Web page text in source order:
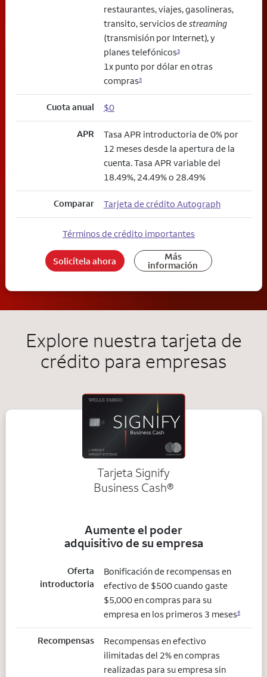
restaurantes, viajes, gasolineras,
transito, servicios destreaming
(transmisión por Internet), y
planes telefónicos3
1x punto por dólar en otras
compras3
Cuota anual $0
APR
Tasa APR introductoria de 0% por
12 meses desde la apertura de la
cuenta. Tasa APR variable del
18.49%, 24.49% o 28.49%
Comparar Tarjeta de crédito Autograph
Términos de crédito importantes
Solicítela ahora Más
información
Explore nuestra tarjeta de
crédito para empresas
Tarjeta Signify
Business Cash®
Aumente el poder
adquisitivo de su empresa
Oferta
introductoria
Bonificación de recompensas en
efectivo de $500 cuando gaste
$5,000 en compras para su
empresa en los primeros 3 meses5
Recompensas
Recompensas en efectivo
ilimitadas del 2% en compras
realizadas para su empresa sin